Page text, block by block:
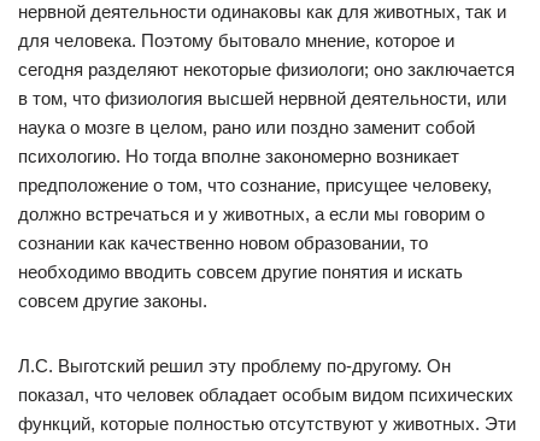
нервной деятельности одинаковы как для животных, так и
для человека. Поэтому бытовало мнение, которое и
сегодня разделяют некоторые физиологи; оно заключается
в том, что физиология высшей нервной деятельности, или
наука о мозге в целом, рано или поздно заменит собой
психологию. Но тогда вполне закономерно возникает
предположение о том, что сознание, присущее человеку,
должно встречаться и у животных, а если мы говорим о
сознании как качественно новом образовании, то
необходимо вводить совсем другие понятия и искать
совсем другие законы.
Л.С. Выготский решил эту проблему по-другому. Он
показал, что человек обладает особым видом психических
функций, которые полностью отсутствуют у животных. Эти